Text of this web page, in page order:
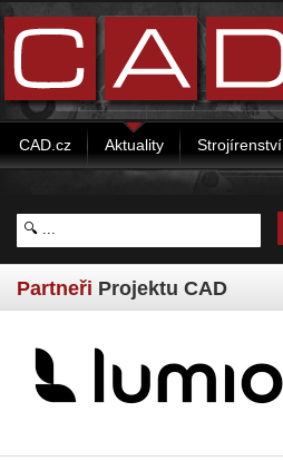
CAD.cz Aktuality Strojírenství
Partneři Projektu CAD